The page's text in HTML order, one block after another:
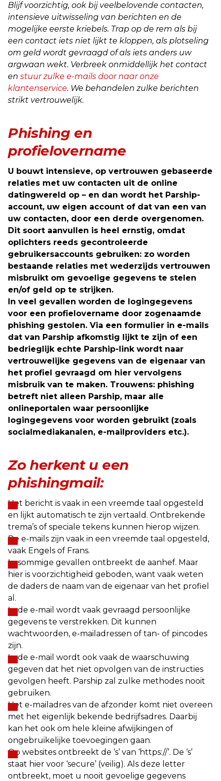
Blijf voorzichtig, ook bij veelbelovende contacten,
intensieve uitwisseling van berichten en de
mogelijke eerste kriebels. Trap op de rem als bij
een contact iets niet lijkt te kloppen, als plotseling
om geld wordt gevraagd of als iets anders uw
argwaan wekt. Verbreek onmiddellijk het contact
en stuur zulke e-mails door naar onze
klantenservice. We behandelen zulke berichten
strikt vertrouwelijk.
Phishing en
profielovername
U bouwt intensieve, op vertrouwen gebaseerde
relaties met uw contacten uit de online
datingwereld op – en dan wordt het Parship-
account, uw eigen account of dat van een van
uw contacten, door een derde overgenomen.
Dit soort aanvullen is heel ernstig, omdat
oplichters reeds gecontroleerde
gebruikersaccounts gebruiken: zo worden
bestaande relaties met wederzijds vertrouwen
misbruikt om gevoelige gegevens te stelen
en/of geld op te strijken.
In veel gevallen worden de logingegevens
voor een profielovername door zogenaamde
phishing gestolen. Via een formulier in e-mails
dat van Parship afkomstig lijkt te zijn of een
bedrieglijk echte Parship-link wordt naar
vertrouwelijke gegevens van de eigenaar van
het profiel gevraagd om hier vervolgens
misbruik van te maken. Trouwens: phishing
betreft niet alleen Parship, maar alle
onlineportalen waar persoonlijke
logingegevens voor worden gebruikt (zoals
socialmediakanalen, e-mailproviders etc.).
Zo herkent u een
phishingmail:
Het bericht is vaak in een vreemde taal opgesteld
en lijkt automatisch te zijn vertaald. Ontbrekende
trema’s of speciale tekens kunnen hierop wijzen.
De e-mails zijn vaak in een vreemde taal opgesteld,
vaak Engels of Frans.
In sommige gevallen ontbreekt de aanhef. Maar
hier is voorzichtigheid geboden, want vaak weten
de daders de naam van de eigenaar van het profiel
al.
In de e-mail wordt vaak gevraagd persoonlijke
gegevens te verstrekken. Dit kunnen
wachtwoorden, e-mailadressen of tan- of pincodes
zijn.
In de e-mail wordt ook vaak de waarschuwing
gegeven dat het niet opvolgen van de instructies
gevolgen heeft. Parship zal zulke methodes nooit
gebruiken.
Het e-mailadres van de afzonder komt niet overeen
met het eigenlijk bekende bedrijfsadres. Daarbij
kan het ook om hele kleine afwijkingen of
ongebruikelijke toevoegingen gaan.
Op websites ontbreekt de ‘s’ van ‘https://’. De ‘s’
staat hier voor ‘secure’ (veilig). Als deze letter
ontbreekt, moet u nooit gevoelige gegevens